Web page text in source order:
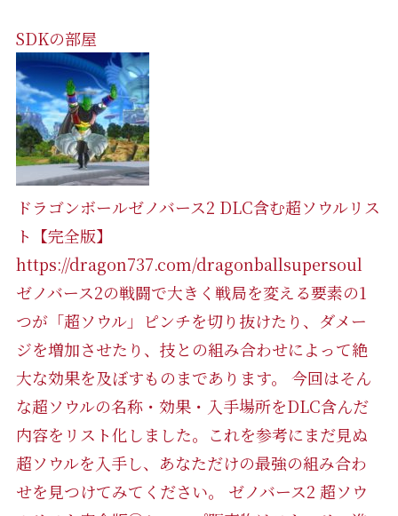
SDKの部屋
ドラゴンボールゼノバース2 DLC含む超ソウルリス
ト【完全版】
https://dragon737.com/dragonballsupersoul
ゼノバース2の戦闘で大きく戦局を変える要素の1
つが「超ソウル」ピンチを切り抜けたり、ダメー
ジを増加させたり、技との組み合わせによって絶
大な効果を及ぼすものまであります。 今回はそん
な超ソウルの名称・効果・入手場所をDLC含んだ
内容をリスト化しました。これを参考にまだ見ぬ
超ソウルを入手し、あなただけの最強の組み合わ
せを見つけてみてください。 ゼノバース2 超ソウ